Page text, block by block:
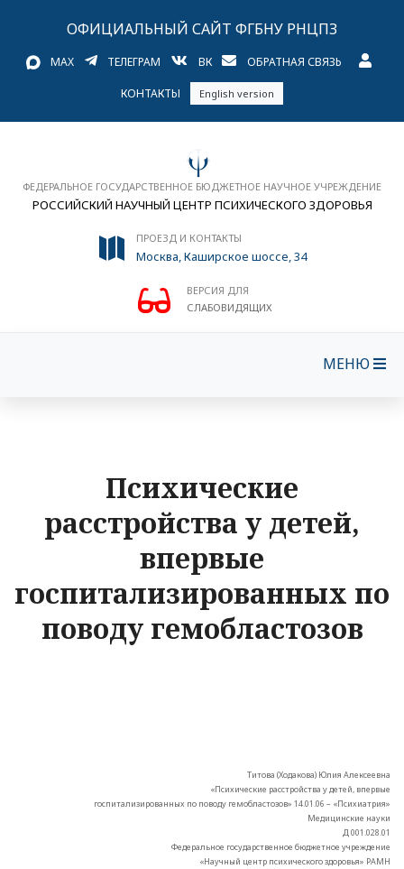
ОФИЦИАЛЬНЫЙ САЙТ ФГБНУ РНЦПЗ
MAX ТЕЛЕГРАМ ВК ОБРАТНАЯ СВЯЗЬ
КОНТАКТЫ English version
ФЕДЕРАЛЬНОЕ ГОСУДАРСТВЕННОЕ БЮДЖЕТНОЕ НАУЧНОЕ УЧРЕЖДЕНИЕ
РОССИЙСКИЙ НАУЧНЫЙ ЦЕНТР ПСИХИЧЕСКОГО ЗДОРОВЬЯ
ПРОЕЗД И КОНТАКТЫ
Москва, Каширское шоссе, 34
ВЕРСИЯ ДЛЯ
СЛАБОВИДЯЩИХ
МЕНЮ
Психические
расстройства у детей,
впервые
госпитализированных по
поводу гемобластозов
Титова (Ходакова) Юлия Алексеевна
«Психические расстройства у детей, впервые
госпитализированных по поводу гемобластозов» 14.01.06 – «Психиатрия»
Медицинские науки
Д 001.028.01
Федеральное государственное бюджетное учреждение
«Научный центр психического здоровья» РАМН